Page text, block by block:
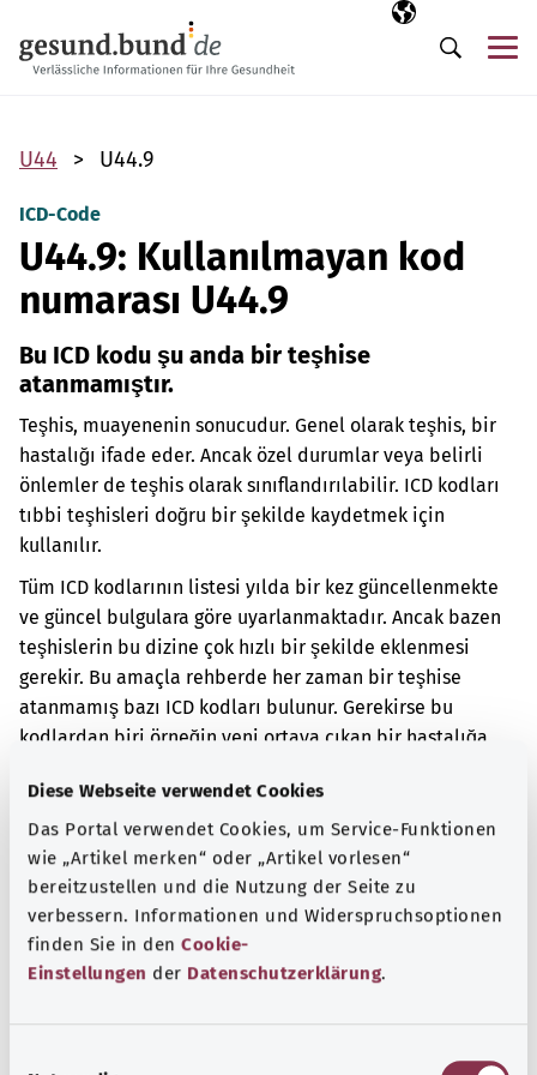
Diese Webseite verwendet Cookies
Das Portal verwendet Cookies, um Service-Funktionen
wie „Artikel merken“ oder „Artikel vorlesen“
bereitzustellen und die Nutzung der Seite zu
verbessern. Informationen und Widerspruchsoptionen
finden Sie in den Cookie-
Einstellungen der Datenschutzerklärung.
Seçili dil
TR
Arama
U44 U44.9
ICD-Code
U44.9: Kullanılmayan kod
numarası U44.9
Bu ICD kodu şu anda bir teşhise
atanmamıştır.
Teşhis, muayenenin sonucudur. Genel olarak teşhis, bir
hastalığı ifade eder. Ancak özel durumlar veya belirli
önlemler de teşhis olarak sınıflandırılabilir. ICD kodları
tıbbi teşhisleri doğru bir şekilde kaydetmek için
kullanılır.
Tüm ICD kodlarının listesi yılda bir kez güncellenmekte
ve güncel bulgulara göre uyarlanmaktadır. Ancak bazen
teşhislerin bu dizine çok hızlı bir şekilde eklenmesi
gerekir. Bu amaçla rehberde her zaman bir teşhise
atanmamış bazı ICD kodları bulunur. Gerekirse bu
kodlardan biri örneğin yeni ortaya çıkan bir hastalığa
durum böyleydi.
Ek kodlar
Not